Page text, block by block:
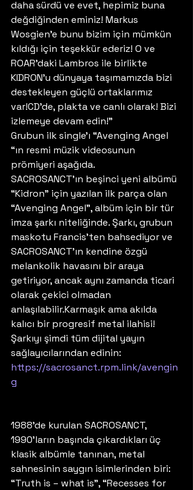
daha sürdü ve evet, hepimiz buna
değdiğinden eminiz! Markus
Wosgien’e bunu bizim için mümkün
kıldığı için teşekkür ederiz! O ve
ROAR’daki Lambros ile birlikte
KIDRON’u dünyaya taşımamızda bizi
destekleyen güçlü ortaklarımız
var!CD’de, plakta ve canlı olarak! Bizi
izlemeye devam edin!”
Grubun ilk single’ı “Avenging Angel
“ın resmi müzik videosunun
prömiyeri aşağıda.
SACROSANCT’ın beşinci yeni albümü
“Kidron” için yazılan ilk parça olan
“Avenging Angel”, albüm için bir tür
imza şarkı niteliğinde. Şarkı, grubun
maskotu Francis’ten bahsediyor ve
SACROSANCT’ın kendine özgü
melankolik havasını bir araya
getiriyor, ancak aynı zamanda ticari
olarak çekici olmadan
anlaşılabilir.Karmaşık ama akılda
kalıcı bir progresif metal ilahisi!
Şarkıyı şimdi tüm dijital yayın
sağlayıcılarından edinin:
https://sacrosanct.rpm.link/avengin
g
1988’de kurulan SACROSANCT,
1990’ların başında çıkardıkları üç
klasik albümle tanınan, metal
sahnesinin saygın isimlerinden biri:
“Truth is – what is”, “Recesses for